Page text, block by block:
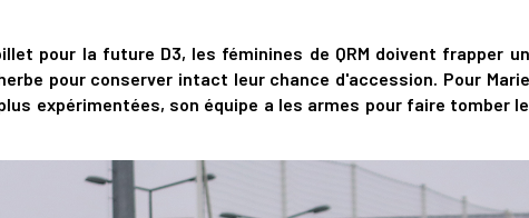
pour la future D3, les féminines de QRM doivent frapper un
pour conserver intact leur chance d'accession. Pour Marie
expérimentées, son équipe a les armes pour faire tomber le